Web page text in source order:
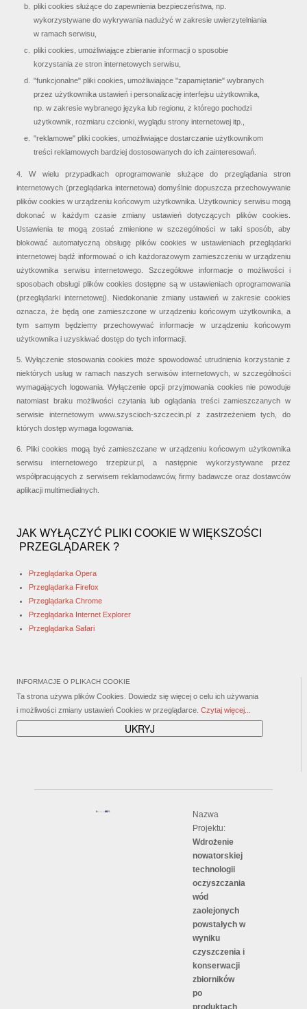
pliki cookies służące do zapewnienia bezpieczeństwa, np.
wykorzystywane do wykrywania nadużyć w zakresie uwierzytelniania
w ramach serwisu,
pliki cookies, umożliwiające zbieranie informacji o sposobie
korzystania ze stron internetowych serwisu,
"funkcjonalne" pliki cookies, umożliwiające "zapamiętanie" wybranych
przez użytkownika ustawień i personalizację interfejsu użytkownika,
np. w zakresie wybranego języka lub regionu, z którego pochodzi
użytkownik, rozmiaru czcionki, wyglądu strony internetowej itp.,
"reklamowe" pliki cookies, umożliwiające dostarczanie użytkownikom
treści reklamowych bardziej dostosowanych do ich zainteresowań.
4. W wielu przypadkach oprogramowanie służące do przeglądania stron
internetowych (przeglądarka internetowa) domyślnie dopuszcza przechowywanie
plików cookies w urządzeniu końcowym użytkownika. Użytkownicy serwisu mogą
dokonać w każdym czasie zmiany ustawień dotyczących plików cookies.
Ustawienia te mogą zostać zmienione w szczególności w taki sposób, aby
blokować automatyczną obsługę plików cookies w ustawieniach przeglądarki
internetowej bądź informować o ich każdorazowym zamieszczeniu w urządzeniu
użytkownika serwisu internetowego. Szczegółowe informacje o możliwości i
sposobach obsługi plików cookies dostępne są w ustawieniach oprogramowania
(przeglądarki internetowej). Niedokonanie zmiany ustawień w zakresie cookies
oznacza, że będą one zamieszczone w urządzeniu końcowym użytkownika, a
tym samym będziemy przechowywać informacje w urządzeniu końcowym
użytkownika i uzyskiwać dostęp do tych informacji.
5. Wyłączenie stosowania cookies może spowodować utrudnienia korzystanie z
niektórych usług w ramach naszych serwisów internetowych, w szczególności
wymagających logowania. Wyłączenie opcji przyjmowania cookies nie powoduje
natomiast braku możliwości czytania lub oglądania treści zamieszczanych w
serwisie internetowym www.szyscioch-szczecin.pl z zastrzeżeniem tych, do
których dostęp wymaga logowania.
6. Pliki cookies mogą być zamieszczane w urządzeniu końcowym użytkownika
serwisu internetowego trzepizur.pl, a następnie wykorzystywane przez
współpracujących z serwisem reklamodawców, firmy badawcze oraz dostawców
aplikacji multimedialnych.
JAK WYŁĄCZYĆ PLIKI COOKIE W WIĘKSZOŚCI
PRZEGLĄDAREK ?
Przeglądarka Opera
Przeglądarka Firefox
Przeglądarka Chrome
Przeglądarka Internet Explorer
Przeglądarka Safari
INFORMACJE O PLIKACH COOKIE
Ta strona używa plików Cookies. Dowiedz się więcej o celu ich używania
i możliwości zmiany ustawień Cookies w przeglądarce. Czytaj więcej...
Nazwa
Projektu:
Wdrożenie
nowatorskiej
technologii
oczyszczania
wód
zaolejonych
powstałych w
wyniku
czyszczenia i
konserwacji
zbiorników
po
produktach